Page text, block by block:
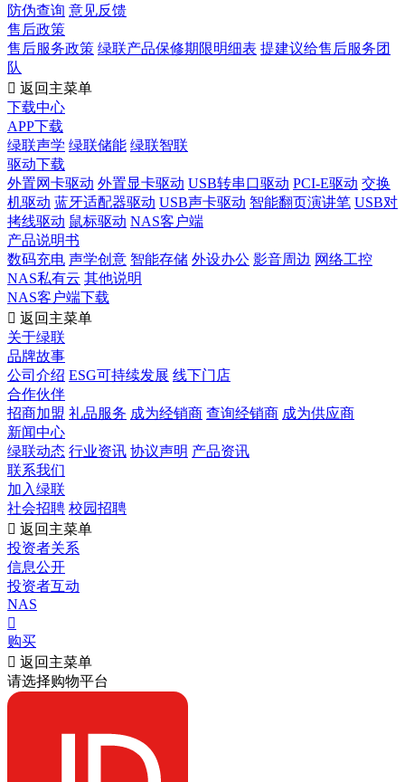
防伪查询 意见反馈
售后政策
售后服务政策 绿联产品保修期限明细表 提建议给售后服务团
队
 返回主菜单
下载中心
APP下载
绿联声学 绿联储能 绿联智联
驱动下载
外置网卡驱动 外置显卡驱动 USB转串口驱动 PCI-E驱动 交换
机驱动 蓝牙适配器驱动 USB声卡驱动 智能翻页演讲笔 USB对
拷线驱动 鼠标驱动 NAS客户端
产品说明书
数码充电 声学创意 智能存储 外设办公 影音周边 网络工控
NAS私有云 其他说明
NAS客户端下载
 返回主菜单
关于绿联
品牌故事
公司介绍 ESG可持续发展 线下门店
合作伙伴
招商加盟 礼品服务 成为经销商 查询经销商 成为供应商
新闻中心
绿联动态 行业资讯 协议声明 产品资讯
联系我们
加入绿联
社会招聘 校园招聘
 返回主菜单
投资者关系
信息公开
投资者互动
NAS

购买
 返回主菜单
请选择购物平台